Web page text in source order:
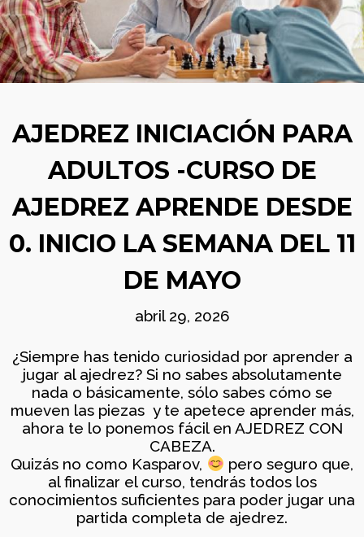
AGOSTO
2026
BOLETÍN
COMUNIDAD
AJEDREZ CON
CABEZA. BUEN
VERANO Y ¡HASTA
SEPTIEMBRE!
29
2026
AJEDREZ CON CABEZA
– 4 DE JULIO ¡AJEDREZ
2
JUNIO
APRENDER A MIRAR EL
SEGUNDA MITAD DEL
SIGLO XX
BOLETÍN COMUNIDAD
AJEDREZ CON CABEZA
1
JUNIO
2026
TORNEO DE AJEDREZ
PARA TODAS LAS
EDADES Y NIVELES – 13
DE JUNIO
11
MAYO
ENTRENAMIENTO
COGNITIVO –
AJEDREZ INICIACIÓN PARA
ADULTOS -CURSO DE
AJEDREZ APRENDE DESDE
0. INICIO LA SEMANA DEL 11
DE MAYO
abril 29, 2026
¿Siempre has tenido curiosidad por aprender a
jugar al ajedrez? Si no sabes absolutamente
nada o básicamente, sólo sabes cómo se
mueven las piezas y te apetece aprender más,
ahora te lo ponemos fácil en AJEDREZ CON
CABEZA.
Quizás no como Kasparov,
pero seguro que,
al finalizar el curso, tendrás todos los
conocimientos suficientes para poder jugar una
partida completa de ajedrez.